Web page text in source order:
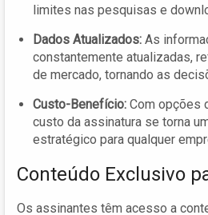
limites nas pesquisas e
Dados Atualizados: As
constantemente atualizadas,
de mercado, tornando as
Custo-Benefício: Com opções
custo da assinatura se torna
estratégico para qualquer
Conteúdo Exclusivo
Os assinantes têm acesso a